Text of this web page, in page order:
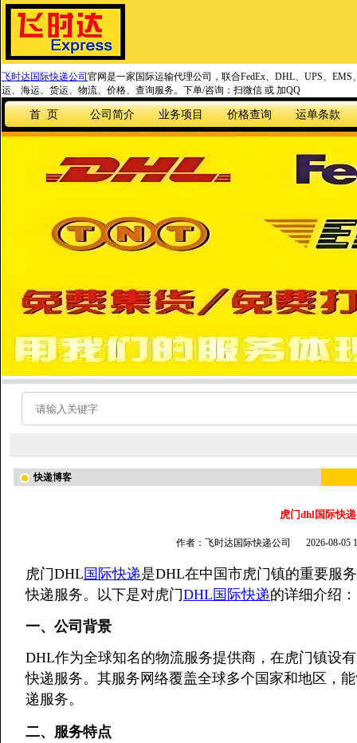
飞时达国际快递公司 官网是一家国际运输代理公司，联合FedEx、DHL、UPS、
运、海运、货运、物流、价格、查询服务。下单/咨询：扫微信 或 加QQ
首 页 公司简介 业务项目 价格查询 运单条款
快递博客
虎门dhl国际快
作者：飞时达国际快递公司 2026-08-05
虎门DHL 国际快递是DHL在中国市虎门镇的重要服
快递服务。以下是对虎门DHL国际快递的详细介绍：
一、公司背景
DHL作为全球知名的物流服务提供商，在虎门镇设
快递服务。其服务网络覆盖全球多个国家和地区，
递服务。
二、服务特点